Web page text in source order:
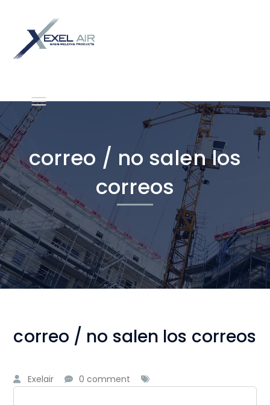
correo / no salen los
correos
correo / no salen los correos
Exelair 0 comment